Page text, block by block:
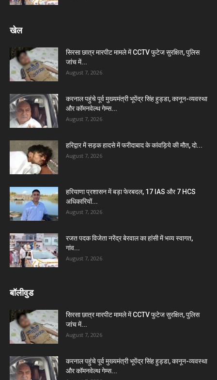
खेल
सिरसा छात्र मारपीट मामले में CCTV फुटेज सुरक्षित, पुलिस
जांच में...
August 7, 2026
करनाल पहुंचे पूर्व मुख्यमंत्री भूपेंद्र सिंह हुड्डा, कानून-व्यवस्था
और कॉमनवेल्थ गेम्स...
August 7, 2026
हरिद्वार में सड़क हादसे में फरीदाबाद के कांवड़िये की मौत, दो...
August 7, 2026
हरियाणा प्रशासन में बड़ा फेरबदल, 17 IAS और 7 HCS
अधिकारियों...
August 7, 2026
रजत पदक विजेता नरेंद्र बेरवाल का हांसी में भव्य स्वागत,
गांव...
August 7, 2026
बॉलीवुड
सिरसा छात्र मारपीट मामले में CCTV फुटेज सुरक्षित, पुलिस
जांच में...
August 7, 2026
करनाल पहुंचे पूर्व मुख्यमंत्री भूपेंद्र सिंह हुड्डा, कानून-व्यवस्था
और कॉमनवेल्थ गेम्स...